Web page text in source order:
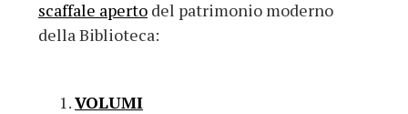
scaffale aperto del patrimonio moderno
della Biblioteca:
VOLUMI